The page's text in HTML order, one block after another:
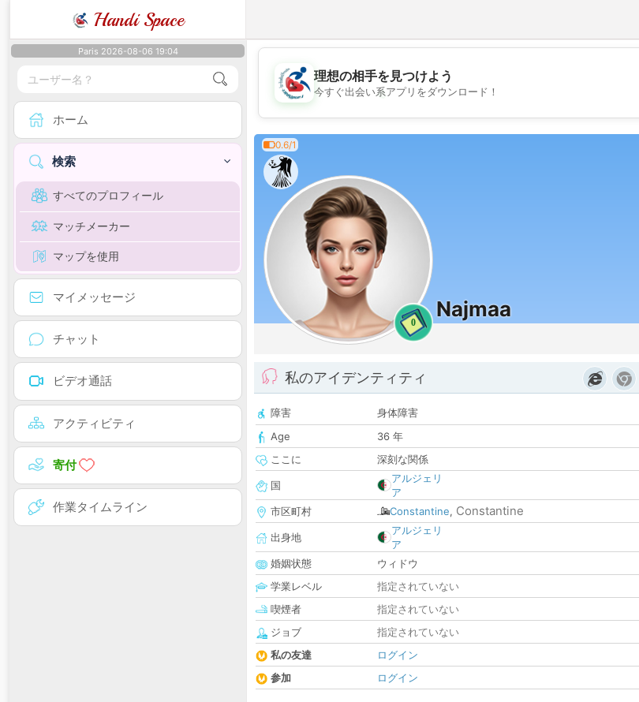
Handi Space
Paris 2026-08-06 19:04
ホーム
検索
すべてのプロフィール
マッチメーカー
マップを使用
マイメッセージ
チャット
ビデオ通話
アクティビティ
寄付
作業タイムライン
💖
理想の相手を見つけよう
今すぐ出会い系アプリをダウンロード！
0.6/1
0
Najmaa
私のアイデンティティ
障害
身体障害
Age
36 年
ここに
深刻な関係
国
アルジェリ
ア
市区町村
Constantine, Constantine
出身地
アルジェリ
ア
婚姻状態
ウィドウ
学業レベル
指定されていない
喫煙者
指定されていない
ジョブ
指定されていない
私の友達
ログイン
参加
ログイン